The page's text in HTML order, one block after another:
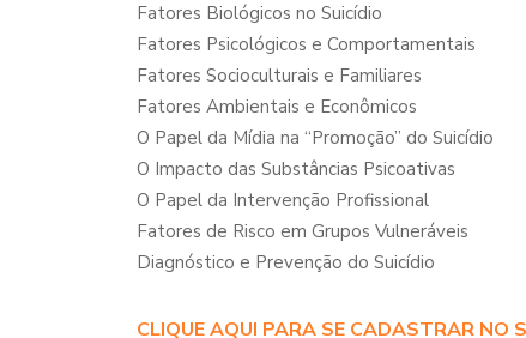
Fatores Biológicos no Suicídio
Fatores Psicológicos e Comportamentais
Fatores Socioculturais e Familiares
Fatores Ambientais e Econômicos
O Papel da Mídia na “Promoção” do Suicídio
O Impacto das Substâncias Psicoativas
O Papel da Intervenção Profissional
Fatores de Risco em Grupos Vulneráveis
Diagnóstico e Prevenção do Suicídio
CLIQUE AQUI PARA SE CADASTRAR NO